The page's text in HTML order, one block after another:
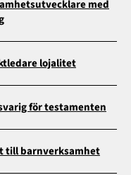
med
lojalitet
för testamenten
till barnverksamhet